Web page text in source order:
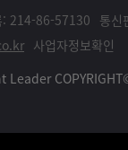
: 214-86-57130 통신
사업자정보확인